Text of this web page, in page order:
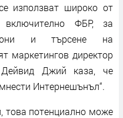
използват широко от
включително ФБР, за
и търсене на
маркетингов директор
Дейвид Джий каза, че
Интернешънъл“.
това потенциално може